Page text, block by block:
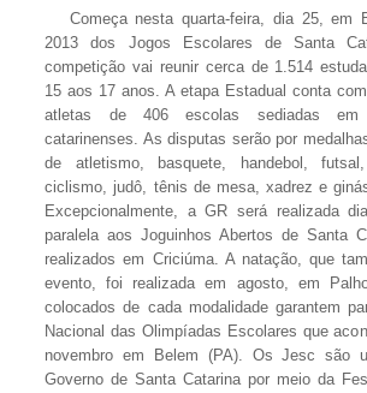
Começa nesta quarta-feira, dia 25, em
2013 dos Jogos Escolares de Santa
competição vai reunir cerca de 1.514
15 aos 17 anos. A etapa Estadual conta
atletas de 406 escolas sediadas em
catarinenses. As disputas serão por
de atletismo, basquete, handebol,
ciclismo, judô, tênis de mesa, xadrez e
Excepcionalmente, a GR será realizada
paralela aos Joguinhos Abertos de Santa
realizados em Criciúma. A natação, que
evento, foi realizada em agosto, em
colocados de cada modalidade garantem
Nacional das Olimpíadas Escolares que
novembro em Belem (PA). Os Jesc são
Governo de Santa Catarina por meio da